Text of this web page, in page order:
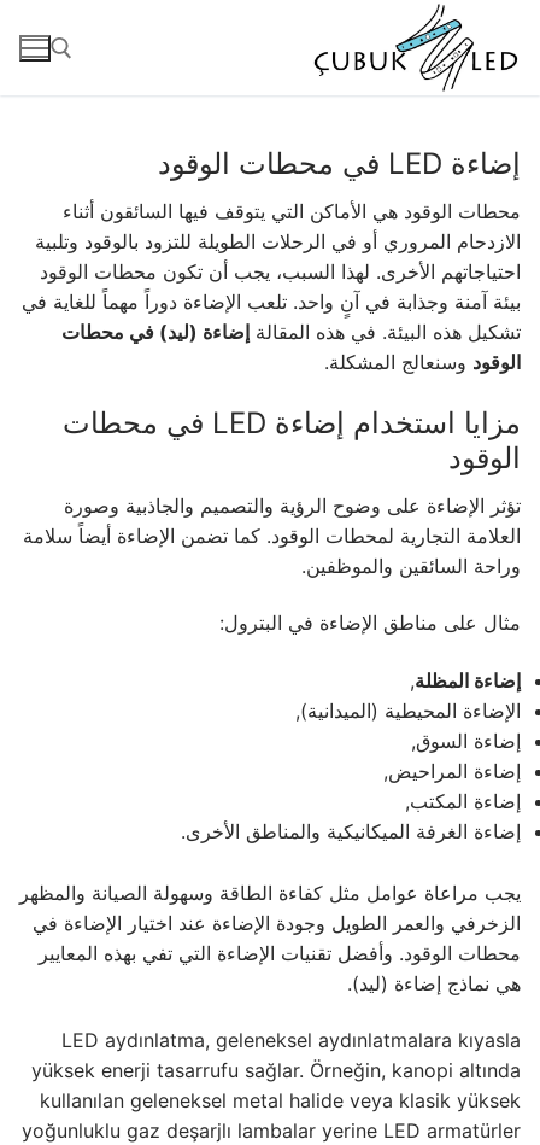
منتجات
خط LED (LED خطي)
المنتجات نصف المصنعة
عمود التيار المستمر LED
قطاعات LED
بروفايلات LED بلاستيكية
أنظمة التحكم في الإضاءة
إضاءة LED في محطات الوقود
محطات الوقود هي الأماكن التي يتوقف فيها السائقون أثناء
الازدحام المروري أو في الرحلات الطويلة للتزود بالوقود وتلبية
احتياجاتهم الأخرى. لهذا السبب، يجب أن تكون محطات الوقود
بيئة آمنة وجذابة في آنٍ واحد. تلعب الإضاءة دوراً مهماً للغاية في
تشكيل هذه البيئة. في هذه المقالة إضاءة (ليد) في محطات
الوقود وسنعالج المشكلة.
مزايا استخدام إضاءة LED في محطات
الوقود
تؤثر الإضاءة على وضوح الرؤية والتصميم والجاذبية وصورة
العلامة التجارية لمحطات الوقود. كما تضمن الإضاءة أيضاً سلامة
وراحة السائقين والموظفين.
مثال على مناطق الإضاءة في البترول:
إضاءة المظلة,
الإضاءة المحيطية (الميدانية),
إضاءة السوق,
إضاءة المراحيض,
إضاءة المكتب,
إضاءة الغرفة الميكانيكية والمناطق الأخرى.
يجب مراعاة عوامل مثل كفاءة الطاقة وسهولة الصيانة والمظهر
الزخرفي والعمر الطويل وجودة الإضاءة عند اختيار الإضاءة في
محطات الوقود. وأفضل تقنيات الإضاءة التي تفي بهذه المعايير
هي نماذج إضاءة (ليد).
LED aydınlatma, geleneksel aydınlatmalara kıyasla
yüksek enerji tasarrufu sağlar. Örneğin, kanopi altında
kullanılan geleneksel metal halide veya klasik yüksek
yoğunluklu gaz deşarjlı lambalar yerine LED armatürler